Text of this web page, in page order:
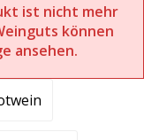
ist nicht mehr
können
ansehen.